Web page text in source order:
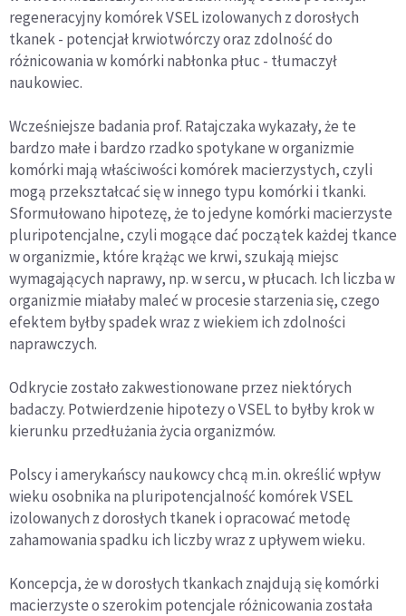
regeneracyjny komórek VSEL izolowanych z dorosłych
tkanek - potencjał krwiotwórczy oraz zdolność do
różnicowania w komórki nabłonka płuc - tłumaczył
naukowiec.
Wcześniejsze badania prof. Ratajczaka wykazały, że te
bardzo małe i bardzo rzadko spotykane w organizmie
komórki mają właściwości komórek macierzystych, czyli
mogą przekształcać się w innego typu komórki i tkanki.
Sformułowano hipotezę, że to jedyne komórki macierzyste
pluripotencjalne, czyli mogące dać początek każdej tkance
w organizmie, które krążąc we krwi, szukają miejsc
wymagających naprawy, np. w sercu, w płucach. Ich liczba w
organizmie miałaby maleć w procesie starzenia się, czego
efektem byłby spadek wraz z wiekiem ich zdolności
naprawczych.
Odkrycie zostało zakwestionowane przez niektórych
badaczy. Potwierdzenie hipotezy o VSEL to byłby krok w
kierunku przedłużania życia organizmów.
Polscy i amerykańscy naukowcy chcą m.in. określić wpływ
wieku osobnika na pluripotencjalność komórek VSEL
izolowanych z dorosłych tkanek i opracować metodę
zahamowania spadku ich liczby wraz z upływem wieku.
Koncepcja, że w dorosłych tkankach znajdują się komórki
macierzyste o szerokim potencjale różnicowania została